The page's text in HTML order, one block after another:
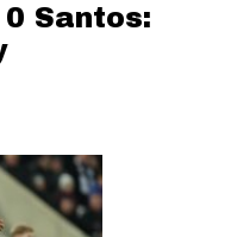
Santos: